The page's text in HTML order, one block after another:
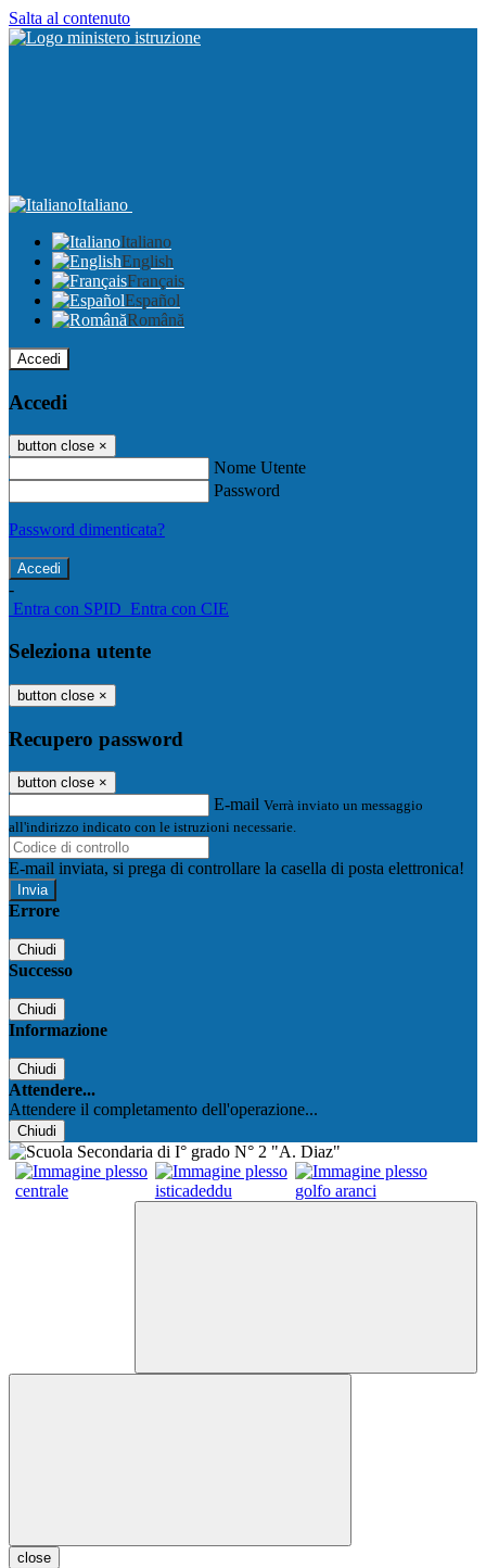
Salta al contenuto
Italiano
Italiano
English
Français
Español
Română
Accedi
Accedi
button close ×
Nome Utente
Password
Password dimenticata?
-
Entra con SPID Entra con CIE
Seleziona utente
button close ×
Recupero password
button close ×
E-mail Verrà inviato un messaggio
all'indirizzo indicato con le istruzioni necessarie.
E-mail inviata, si prega di controllare la casella di posta elettronica!
Errore
Chiudi
Successo
Chiudi
Informazione
Chiudi
Attendere...
Attendere il completamento dell'operazione...
Chiudi
close